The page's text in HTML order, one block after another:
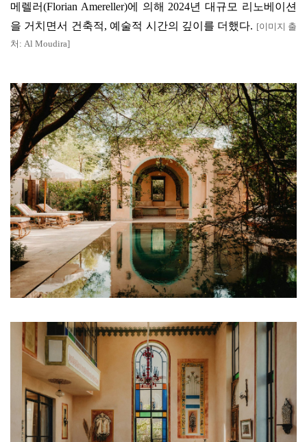
메렐러(Florian Amereller)에 의해 2024년 대규모 리노베이션
을 거치면서 건축적, 예술적 시간의 깊이를 더했다. [이미지 출
처 : Al Moudira]